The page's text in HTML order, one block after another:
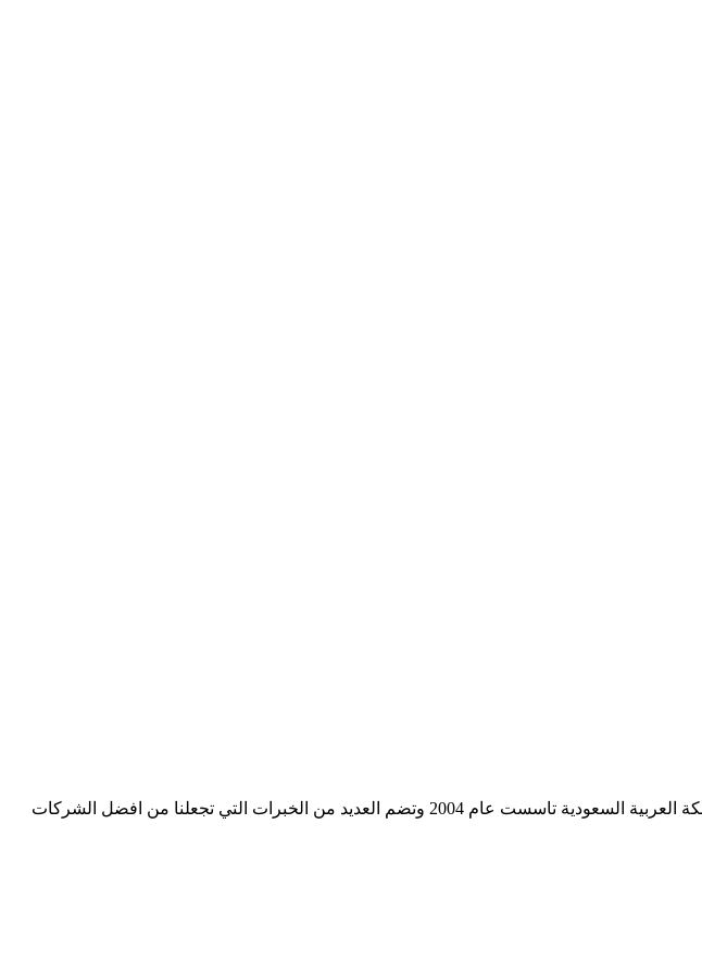
شركة دالرحمن كلين هي شركة متخصصة في المقاولات العامة وتنظيف وتعقيم المنازل في جميع انحاء المملكة العربية السعودية تاسست عام 2004 وتضم العديد من الخبرات التي تجعلنا من افضل الشركات